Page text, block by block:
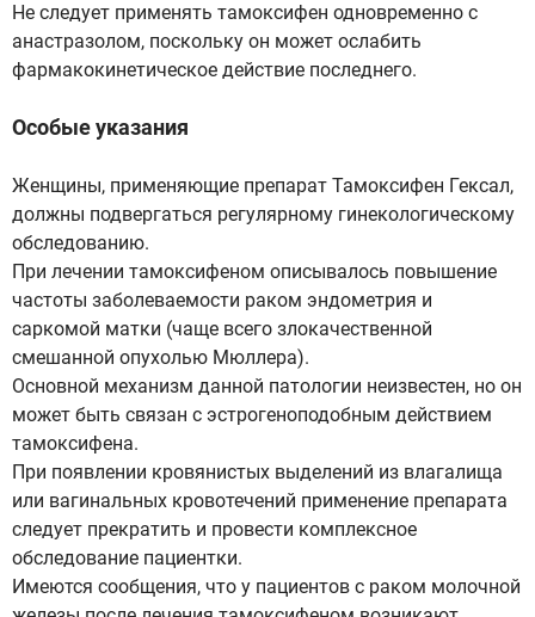
Не следует применять тамоксифен одновременно с
анастразолом, поскольку он может ослабить
фармакокинетическое действие последнего.
Особые указания
Женщины, применяющие препарат Тамоксифен Гексал,
должны подвергаться регулярному гинекологическому
обследованию.
При лечении тамоксифеном описывалось повышение
частоты заболеваемости раком эндометрия и
саркомой матки (чаще всего злокачественной
смешанной опухолью Мюллера).
Основной механизм данной патологии неизвестен, но он
может быть связан с эстрогеноподобным действием
тамоксифена.
При появлении кровянистых выделений из влагалища
или вагинальных кровотечений применение препарата
следует прекратить и провести комплексное
обследование пациентки.
Имеются сообщения, что у пациентов с раком молочной